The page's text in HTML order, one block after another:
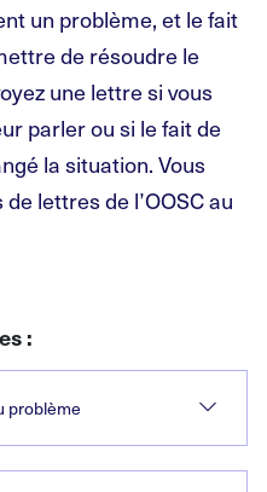
un problème, et le fait
de résoudre le
une lettre si vous
parler ou si le fait de
la situation. Vous
lettres de l’OOSC au
:
problème